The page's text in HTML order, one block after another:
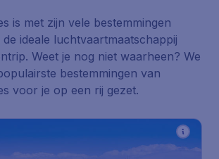
is met zijn vele bestemmingen
ideale luchtvaartmaatschappij
Weet je nog niet waarheen? We
bestemmingen van
voor je op een rij gezet.